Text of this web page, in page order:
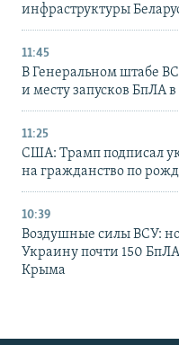
инфраструктуры
11:45
В Генеральном штабе
и месту запусков БпЛА
11:25
США: Трамп подписал
на гражданство по
10:39
Воздушные силы ВСУ:
Украину почти 150
Крыма